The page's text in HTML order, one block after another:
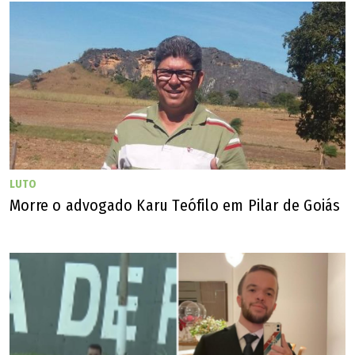
seccional da Ordem em Goiás, Rômulo Gonçalves foi
desacatado ao tentar cumprir um habeas corpus
concedido por unanimidade pelo Superior Tribunal Militar
(STM) em favor de um colega advogado. O episódio foi
citado em sessão da OAB nacional em outubro de 1964
levando a instituição a se manifestar sistematicamente
contra as violências e arbitrariedades praticadas pelos
militares.
Por duas vezes Rômulo Gonçalves foi indicado em lista
de Justiça de Goiás. Alvo de Inquéritos Policiais Militares
(IPMs), não foi escolhido para se tornar desembargador.
Incansável, ele percorria longos caminhos na defesa de
presos políticos, como idas frequentes a Juiz de Fora (MG),
LUTO
Morre o advogado Karu Teófilo em Pilar de Goiás